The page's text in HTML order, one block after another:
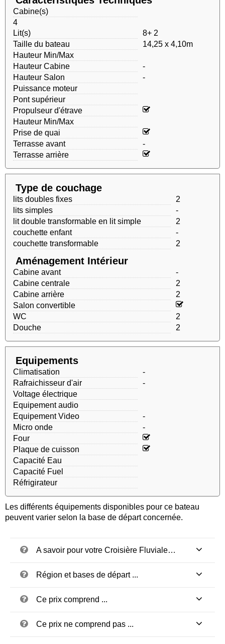
Cabine(s)
4
Lit(s)
8+ 2
Taille du bateau
14,25 x 4,10m
Hauteur Min/Max
Hauteur Cabine
-
Hauteur Salon
-
Puissance moteur
Pont supérieur
Propulseur d'étrave
Hauteur Min/Max
Prise de quai
Terrasse avant
-
Terrasse arrière
Type de couchage
lits doubles fixes
2
lits simples
-
lit double transformable en lit simple
2
couchette enfant
-
couchette transformable
2
Aménagement Intérieur
Cabine avant
-
Cabine centrale
2
Cabine arrière
2
Salon convertible
WC
2
Douche
2
Equipements
Climatisation
-
Rafraichisseur d'air
-
Voltage électrique
Equipement audio
Equipement Video
-
Micro onde
-
Four
Plaque de cuisson
Capacité Eau
Capacité Fuel
Réfrigirateur
Les différents équipements disponibles pour ce bateau
peuvent varier selon la base de départ concernée.
A savoir pour votre Croisière Fluviale…
Région et bases de départ ...
Ce prix comprend ...
Ce prix ne comprend pas ...